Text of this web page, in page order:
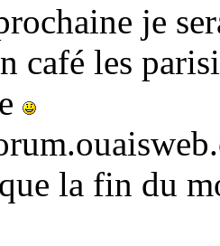
je
café les
la fin du